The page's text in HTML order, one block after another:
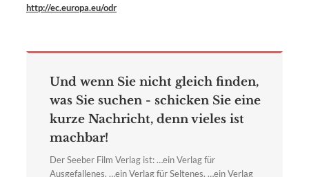
http://ec.europa.eu/odr
Und wenn Sie nicht gleich finden,
was Sie suchen - schicken Sie eine
kurze Nachricht, denn vieles ist
machbar!
Der Seeber Film Verlag ist: …ein Verlag für
Ausgefallenes. …ein Verlag für Seltenes. …ein Verlag